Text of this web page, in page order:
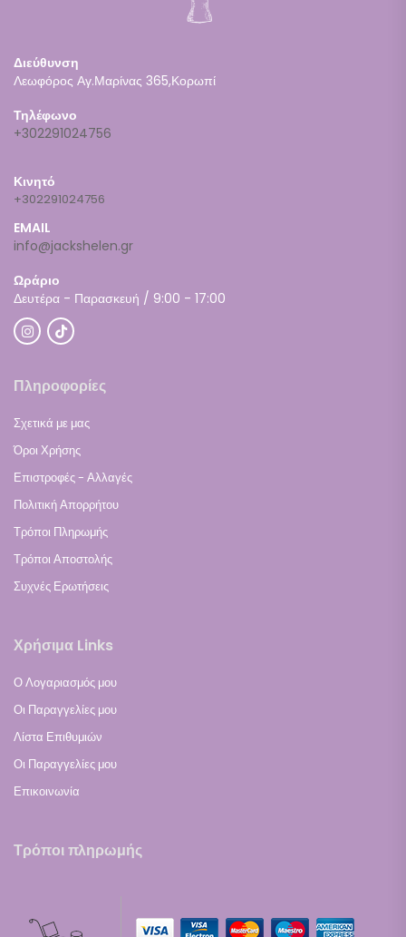
Διεύθυνση
Λεωφόρος Αγ.Μαρίνας 365,Κορωπί
Τηλέφωνο
+302291024756
Κινητό
+302291024756
EMAIL
info@jackshelen.gr
Ωράριο
Δευτέρα - Παρασκευή / 9:00 - 17:00
Πληροφορίες
Σχετικά με μας
Όροι Χρήσης
Επιστροφές - Αλλαγές
Πολιτική Απορρήτου
Τρόποι Πληρωμής
Τρόποι Αποστολής
Συχνές Ερωτήσεις
Χρήσιμα Links
Ο Λογαριασμός μου
Οι Παραγγελίες μου
Λίστα Επιθυμιών
Οι Παραγγελίες μου
Επικοινωνία
Τρόποι πληρωμής